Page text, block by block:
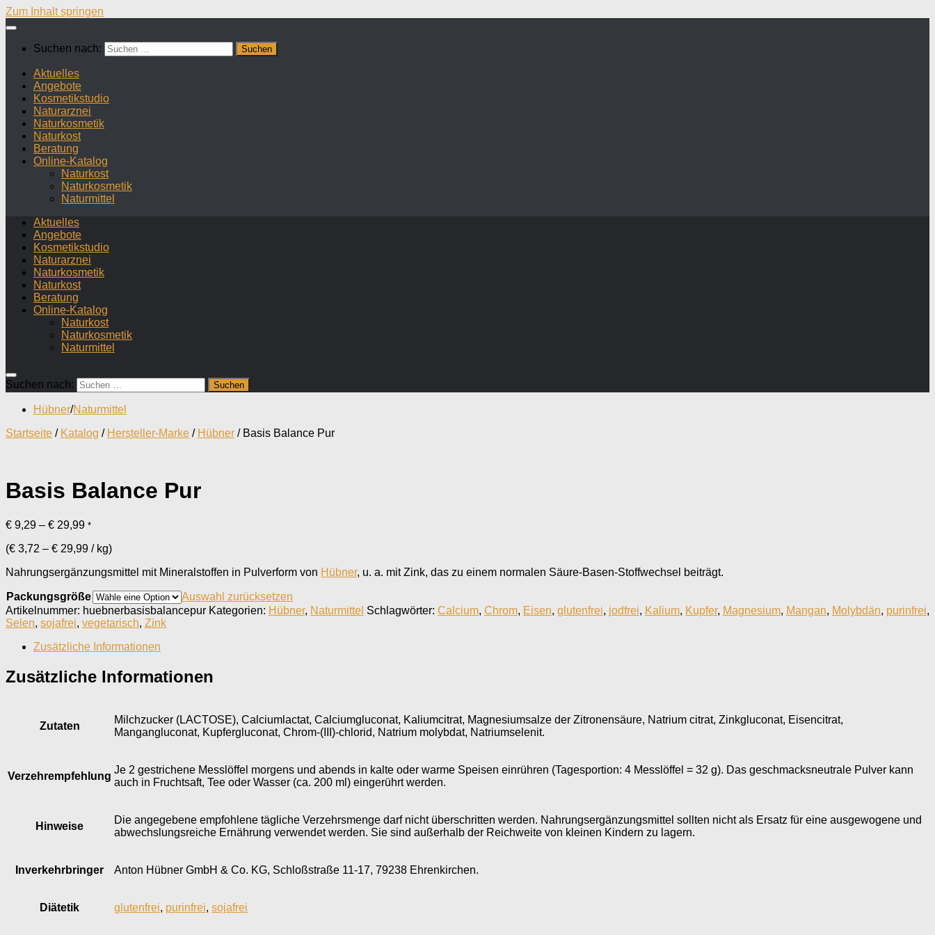
Zum Inhalt springen
Suchen nach:
Aktuelles
Angebote
Kosmetikstudio
Naturarznei
Naturkosmetik
Naturkost
Beratung
Online-Katalog
Naturkost
Naturkosmetik
Naturmittel
Aktuelles
Angebote
Kosmetikstudio
Naturarznei
Naturkosmetik
Naturkost
Beratung
Online-Katalog
Naturkost
Naturkosmetik
Naturmittel
Suchen nach:
Hübner/Naturmittel
Startseite / Katalog / Hersteller-Marke / Hübner / Basis Balance Pur
Basis Balance Pur
€ 9,29 – € 29,99 *
(€ 3,72 – € 29,99 / kg)
Nahrungsergänzungsmittel mit Mineralstoffen in Pulverform von Hübner, u. a. mit Zink, das zu einem normalen Säure-Basen-Stoffwechsel beiträgt.
Packungsgröße
Auswahl zurücksetzen
Artikelnummer: huebnerbasisbalancepur Kategorien: Hübner, Naturmittel Schlagwörter: Calcium, Chrom, Eisen, glutenfrei, jodfrei, Kalium, Kupfer, Magnesium, Mangan, Molybdän, purinfrei,
Selen, sojafrei, vegetarisch, Zink
Zusätzliche Informationen
Zusätzliche Informationen
Zutaten
Milchzucker (LACTOSE), Calciumlactat, Calciumgluconat, Kaliumcitrat, Magnesiumsalze der Zitronensäure, Natrium citrat, Zinkgluconat, Eisencitrat,
Mangangluconat, Kupfergluconat, Chrom-(III)-chlorid, Natrium molybdat, Natriumselenit.
Verzehrempfehlung
Je 2 gestrichene Messlöffel morgens und abends in kalte oder warme Speisen einrühren (Tagesportion: 4 Messlöffel = 32 g). Das geschmacksneutrale Pulver kann
auch in Fruchtsaft, Tee oder Wasser (ca. 200 ml) eingerührt werden.
Hinweise
Die angegebene empfohlene tägliche Verzehrsmenge darf nicht überschritten werden. Nahrungsergänzungsmittel sollten nicht als Ersatz für eine ausgewogene und
abwechslungsreiche Ernährung verwendet werden. Sie sind außerhalb der Reichweite von kleinen Kindern zu lagern.
Inverkehr­bringer Anton Hübner GmbH & Co. KG, Schloßstraße 11-17, 79238 Ehrenkirchen.
Diätetik glutenfrei, purinfrei, sojafrei